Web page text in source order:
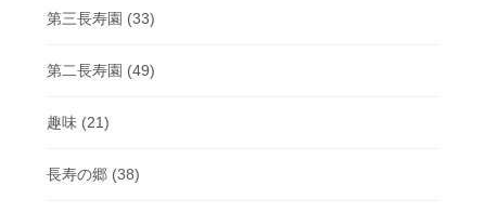
第三長寿園 (33)
第二長寿園 (49)
趣味(21)
長寿の郷(38)